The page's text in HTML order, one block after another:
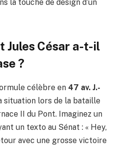
la touche de design d’un
Jules César a-t-il
?
célèbre en 47 av. J.-
situation lors de la bataille
II du Pont. Imaginez un
un texto au Sénat : « Hey,
avec une grosse victoire